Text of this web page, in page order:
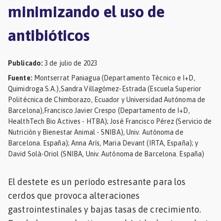
Mascotas
minimizando el uso de
antibióticos
Publicado: 3 de julio de 2023
Fuente: Montserrat Paniagua (Departamento Técnico e I+D,
Quimidroga S.A.),Sandra Villagómez-Estrada (Escuela Superior
Politécnica de Chimborazo, Ecuador y Universidad Autónoma de
Barcelona),Francisco Javier Crespo (Departamento de I+D,
HealthTech Bio Actives - HTBA); José Francisco Pérez (Servicio de
Nutrición y Bienestar Animal - SNIBA), Univ. Autónoma de
Barcelona. España); Anna Arís, Maria Devant (IRTA, España); y
David Solà-Oriol (SNIBA, Univ. Autónoma de Barcelona. España)
El destete es un período estresante para los
cerdos que provoca alteraciones
gastrointestinales y bajas tasas de crecimiento.